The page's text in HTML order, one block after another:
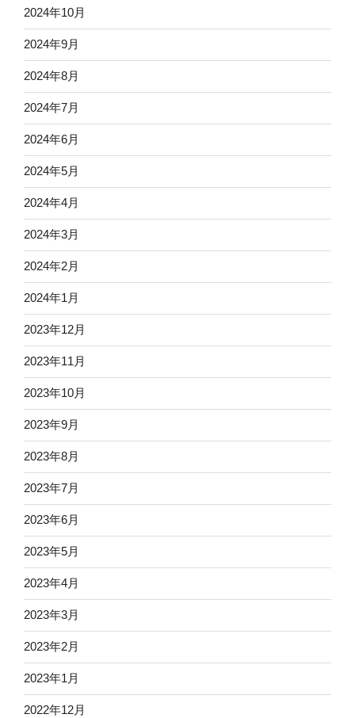
2024年10月
2024年9月
2024年8月
2024年7月
2024年6月
2024年5月
2024年4月
2024年3月
2024年2月
2024年1月
2023年12月
2023年11月
2023年10月
2023年9月
2023年8月
2023年7月
2023年6月
2023年5月
2023年4月
2023年3月
2023年2月
2023年1月
2022年12月